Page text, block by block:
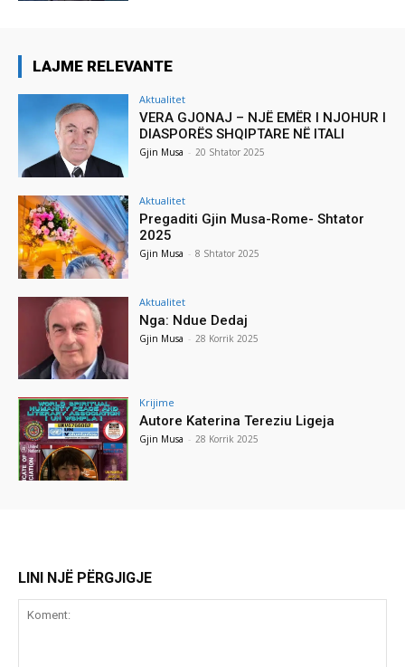
LAJME RELEVANTE
Aktualitet
VERA GJONAJ – NJË EMËR I NJOHUR I
DIASPORËS SHQIPTARE NË ITALI
Gjin Musa - 20 Shtator 2025
Aktualitet
Pregaditi Gjin Musa-Rome- Shtator
2025
Gjin Musa - 8 Shtator 2025
Aktualitet
Nga: Ndue Dedaj
Gjin Musa - 28 Korrik 2025
Krijime
Autore Katerina Tereziu Ligeja
Gjin Musa - 28 Korrik 2025
LINI NJË PËRGJIGJE